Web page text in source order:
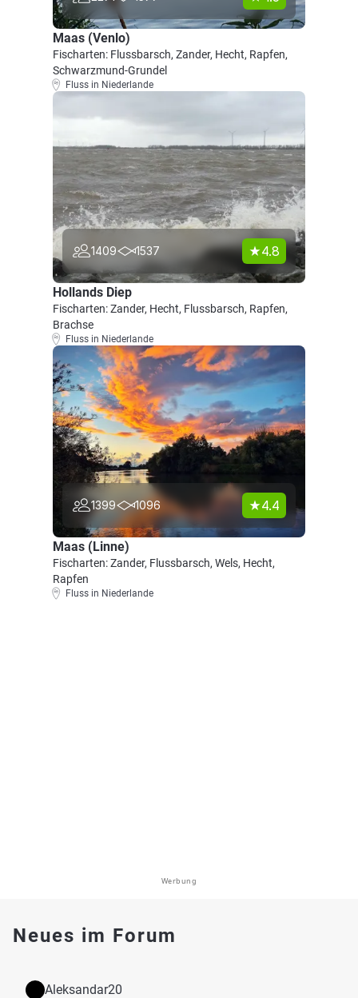
Maas (Venlo)
Fischarten: Flussbarsch, Zander, Hecht, Rapfen,
Schwarzmund-Grundel
Fluss in Niederlande
1409 1537 4.8
Hollands Diep
Fischarten: Zander, Hecht, Flussbarsch, Rapfen,
Brachse
Fluss in Niederlande
1399 1096 4.4
Maas (Linne)
Fischarten: Zander, Flussbarsch, Wels, Hecht,
Rapfen
Fluss in Niederlande
Werbung
Neues im Forum
Aleksandar20